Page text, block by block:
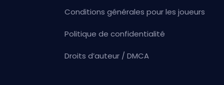
Conditions générales pour les joueurs
Politique de confidentialité
Droits d’auteur / DMCA